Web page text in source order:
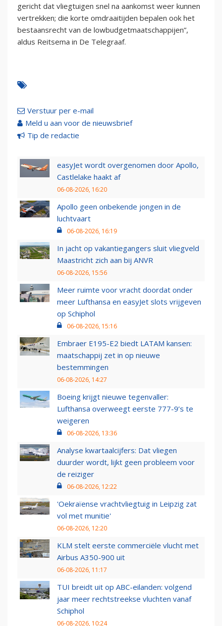
gericht dat vliegtuigen snel na aankomst weer kunnen
vertrekken; die korte omdraaitijden bepalen ook het
bestaansrecht van de lowbudgetmaatschappijen”,
aldus Reitsema in De Telegraaf.
Verstuur per e-mail
Meld u aan voor de nieuwsbrief
Tip de redactie
easyJet wordt overgenomen door Apollo,
Castlelake haakt af
06-08-2026, 16:20
Apollo geen onbekende jongen in de
luchtvaart
06-08-2026, 16:19
In jacht op vakantiegangers sluit vliegveld
Maastricht zich aan bij ANVR
06-08-2026, 15:56
Meer ruimte voor vracht doordat onder
meer Lufthansa en easyJet slots vrijgeven
op Schiphol
06-08-2026, 15:16
Embraer E195-E2 biedt LATAM kansen:
maatschappij zet in op nieuwe
bestemmingen
06-08-2026, 14:27
Boeing krijgt nieuwe tegenvaller:
Lufthansa overweegt eerste 777-9’s te
weigeren
06-08-2026, 13:36
Analyse kwartaalcijfers: Dat vliegen
duurder wordt, lijkt geen probleem voor
de reiziger
06-08-2026, 12:22
'Oekraïense vrachtvliegtuig in Leipzig zat
vol met munitie'
06-08-2026, 12:20
KLM stelt eerste commerciële vlucht met
Airbus A350-900 uit
06-08-2026, 11:17
TUI breidt uit op ABC-eilanden: volgend
jaar meer rechtstreekse vluchten vanaf
Schiphol
06-08-2026, 10:24